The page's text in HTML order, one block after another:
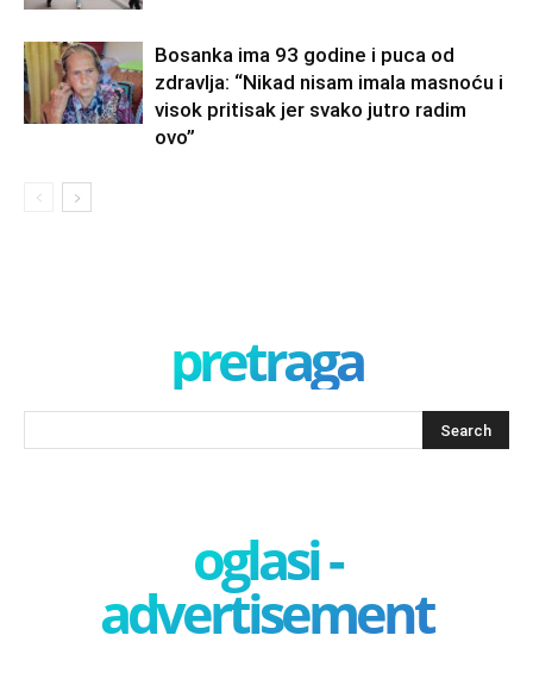
Bosanka ima 93 godine i puca od
zdravlja: “Nikad nisam imala masnoću i
visok pritisak jer svako jutro radim
ovo”
pretraga
oglasi -
advertisement